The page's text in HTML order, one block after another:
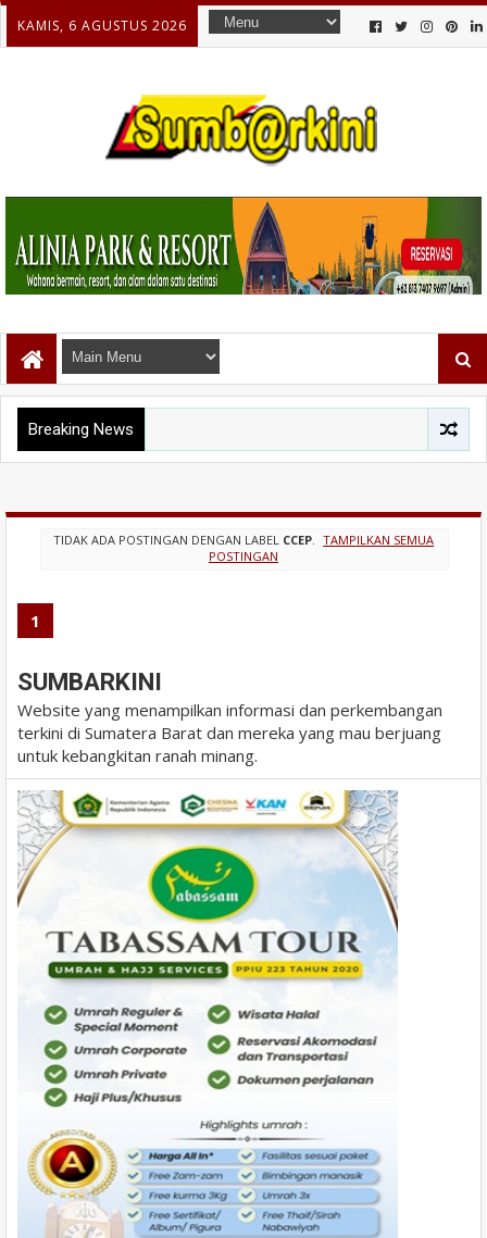
KAMIS, 6 AGUSTUS 2026
Breaking News
TIDAK ADA POSTINGAN DENGAN LABEL CCEP. TAMPILKAN SEMUA
POSTINGAN
1
SUMBARKINI
Website yang menampilkan informasi dan perkembangan
terkini di Sumatera Barat dan mereka yang mau berjuang
untuk kebangkitan ranah minang.